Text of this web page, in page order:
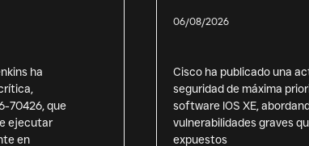
ha
70426, que
ejecutar
en
06/08/2026
Cisco ha publicado una
seguridad de máxima
software IOS XE,
vulnerabilidades graves
expuestos